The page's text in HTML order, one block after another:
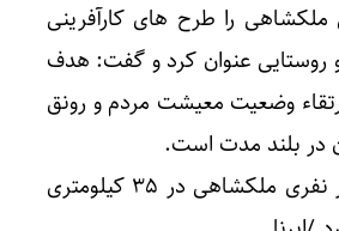
ملکشاهی را طرح های کارآفرینی
روستایی عنوان کرد و گفت: هدف
وضعیت معیشت مردم و رونق
در بلند مدت است.
شهرستان ۲۵ هزار نفری ملکشاهی در ۳۵ کیلومتری